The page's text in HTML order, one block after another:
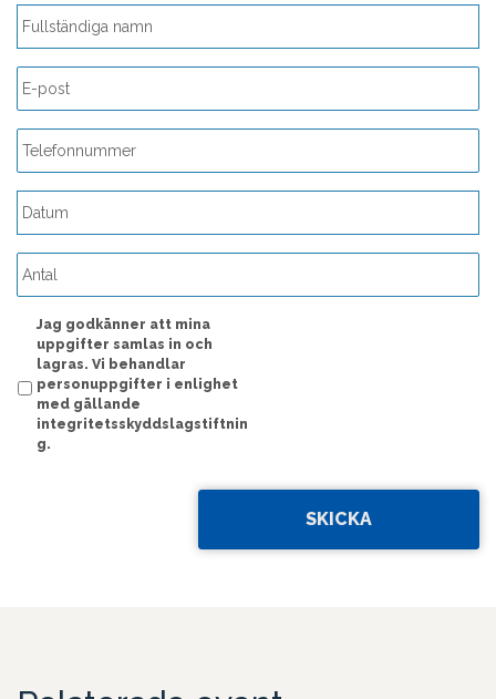
streck
DD
Jag godkänner att mina
uppgifter samlas in och
lagras. Vi behandlar
personuppgifter i enlighet
med gällande
integritetsskyddslagstiftnin
g.